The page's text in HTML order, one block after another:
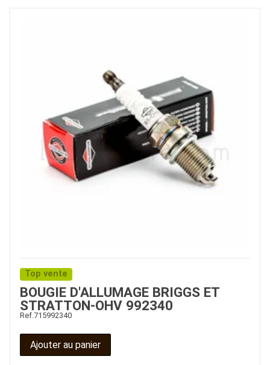
Top vente
BOUGIE D'ALLUMAGE BRIGGS ET
STRATTON-OHV 992340
Ref. 715992340
Ajouter au panier